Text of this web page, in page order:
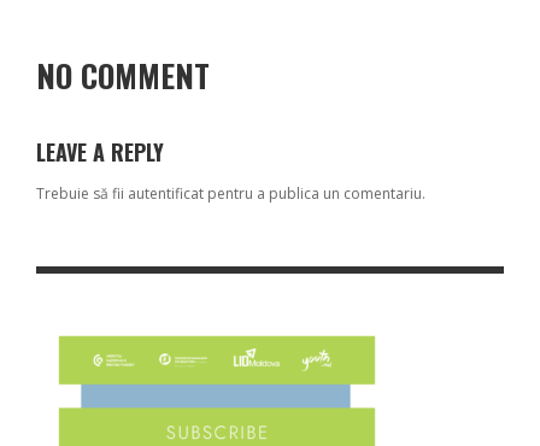
NO COMMENT
LEAVE A REPLY
Trebuie să fii autentificat pentru a publica un comentariu.